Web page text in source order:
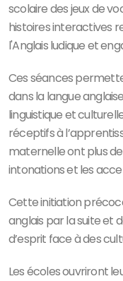
scolaire des jeux de
histoires interactives
l'Anglais ludique et
Ces séances
dans la langue
linguistique et
réceptifs à
maternelle ont plus
intonations et les
Cette initiation
anglais par la suite et
d’esprit face à des
Les écoles ouvriront